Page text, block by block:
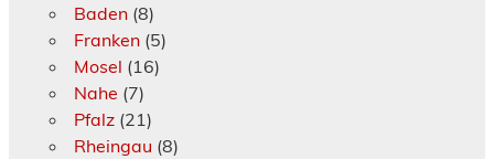
Baden(8)
Franken(5)
Mosel (16)
Nahe (7)
Pfalz(21)
Rheingau (8)